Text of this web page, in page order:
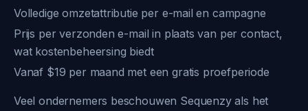
Volledige omzetattributie per e-mail en campagne
Prijs per verzonden e-mail in plaats van per contact,
wat kostenbeheersing biedt
Vanaf $19 per maand met een gratis proefperiode
Veel ondernemers beschouwen Sequenzy als het